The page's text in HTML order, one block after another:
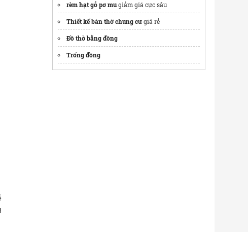
rèm hạt gỗ pơ mugiảm giá cực sâu
Thiết kế bàn thờ chung cưgiá rẻ
Đồ thờ bằng đồng
Trống đồng